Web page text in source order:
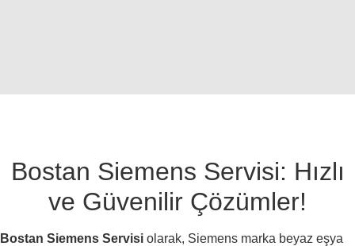
Bostan Siemens Servisi: Hızlı
ve Güvenilir Çözümler!
Bostan Siemens Servisi olarak, Siemens marka beyaz eşya